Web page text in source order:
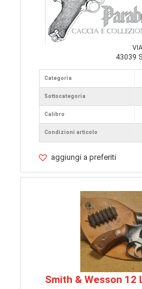
43039
Categoria
Sottocategoria
Calibro
Condizioni articolo
aggiungi a preferiti
Smith & Wesson 12